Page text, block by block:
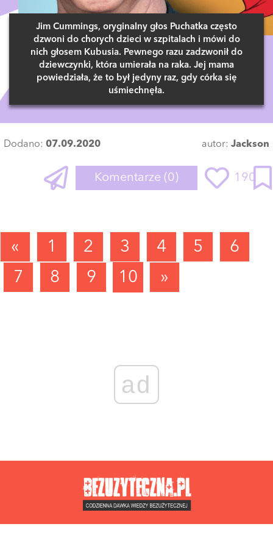
Jim Cummings, oryginalny głos Puchatka często
dzwoni do chorych dzieci w szpitalach i mówi do
nich głosem Kubusia. Pewnego razu zadzwonił do
dziewczynki, która umierała na raka. Jej mama
powiedziała, że to był jedyny raz, gdy córka się
uśmiechnęła.
Dodano: 07.09.2020 autor: Jackson
Komentarze (0) 190
« 1 2 3 4 5
6
7
8 9 10 »
ad